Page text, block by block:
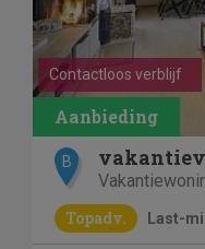
Contactloos verblijf
B
Topadv. Last-